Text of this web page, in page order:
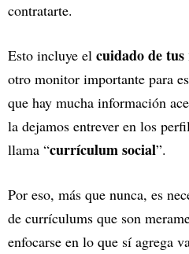
contratarte.
Esto incluye el cuidado de tus
otro monitor importante para
que hay mucha información
la dejamos entrever en los
llama “currículum social”.
Por eso, más que nunca, es
de currículums que son
enfocarse en lo que sí agrega